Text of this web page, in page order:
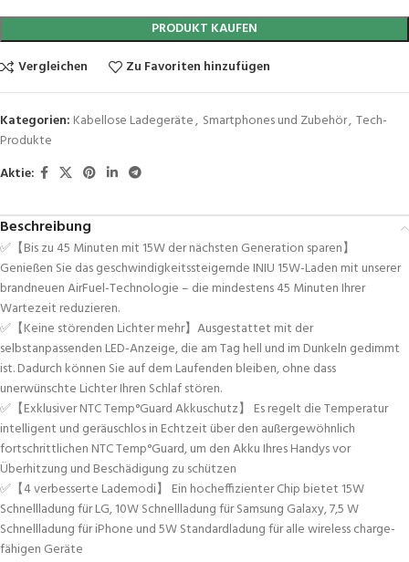
PRODUKT KAUFEN
Vergleichen
Zu Favoriten hinzufügen
Kategorien: Kabellose Ladegeräte, Smartphones und Zubehör, Tech-
Produkte
Aktie:
Beschreibung
✅【Bis zu 45 Minuten mit 15W der nächsten Generation sparen】
Genießen Sie das geschwindigkeitssteigernde INIU 15W-Laden mit unserer
brandneuen AirFuel-Technologie – die mindestens 45 Minuten Ihrer
Wartezeit reduzieren.
✅【Keine störenden Lichter mehr】Ausgestattet mit der
selbstanpassenden LED-Anzeige, die am Tag hell und im Dunkeln gedimmt
ist. Dadurch können Sie auf dem Laufenden bleiben, ohne dass
unerwünschte Lichter Ihren Schlaf stören.
✅【Exklusiver NTC Temp°Guard Akkuschutz】 Es regelt die Temperatur
intelligent und geräuschlos in Echtzeit über den außergewöhnlich
fortschrittlichen NTC Temp°Guard, um den Akku Ihres Handys vor
Überhitzung und Beschädigung zu schützen
✅【4 verbesserte Lademodi】 Ein hocheffizienter Chip bietet 15W
Schnellladung für LG, 10W Schnellladung für Samsung Galaxy, 7,5 W
Schnellladung für iPhone und 5W Standardladung für alle wireless charge-
fähigen Geräte